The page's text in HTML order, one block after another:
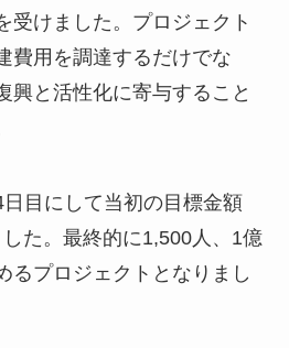
受けました。プロジェクト
費用を調達するだけでな
興と活性化に寄与すること
目にして当初の目標金額
た。最終的に1,500人、1億
るプロジェクトとなりまし